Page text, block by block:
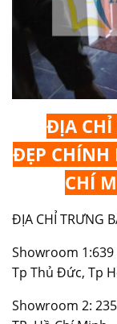
ĐỊA CHỈ
ĐẸP CHÍNH
CHÍ
ĐỊA CHỈ TRƯNG
Showroom
Tp Thủ Đức, Tp
Showroom 2: